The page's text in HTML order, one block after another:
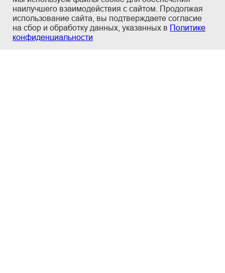
наилучшего взаимодействия с сайтом. Продолжая
использование сайта, вы подтверждаете согласие
на сбор и обработку данных, указанных в Политике
конфиденциальности